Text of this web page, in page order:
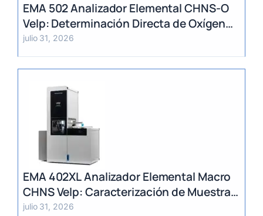
EMA 502 Analizador Elemental CHNS-O
Velp: Determinación Directa de Oxígeno
y Análisis Multiparámetro
julio 31, 2026
EMA 402XL Analizador Elemental Macro
CHNS Velp: Caracterización de Muestras
Heterogéneas y Grandes Volúmenes
julio 31, 2026